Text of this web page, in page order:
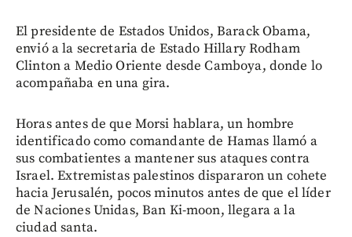
El presidente de Estados Unidos, Barack Obama,
envió a la secretaria de Estado Hillary Rodham
Clinton a Medio Oriente desde Camboya, donde lo
acompañaba en una gira.
Horas antes de que Morsi hablara, un hombre
identificado como comandante de Hamas llamó a
sus combatientes a mantener sus ataques contra
Israel. Extremistas palestinos dispararon un cohete
hacia Jerusalén, pocos minutos antes de que el líder
de Naciones Unidas, Ban Ki-moon, llegara a la
ciudad santa.